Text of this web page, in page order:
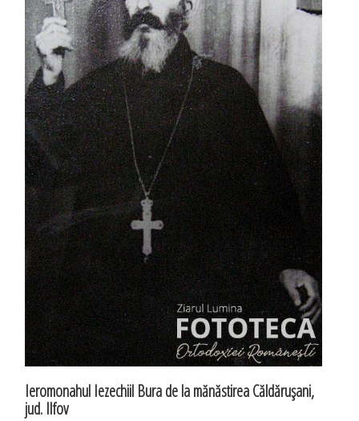
Ieromonahul Iezechiil Bura de la mănăstirea Căldăruşani,
jud. Ilfov